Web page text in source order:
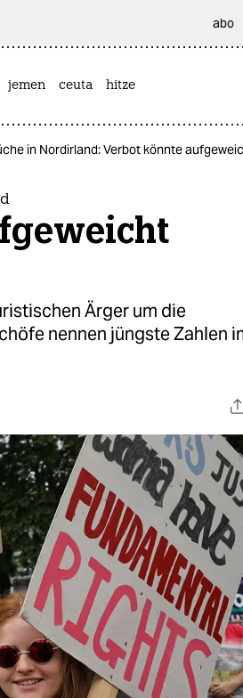
abo
jemen ceuta hitze
in Nordirland: Verbot könnte
Ärger um die
nennen jüngste Zahlen